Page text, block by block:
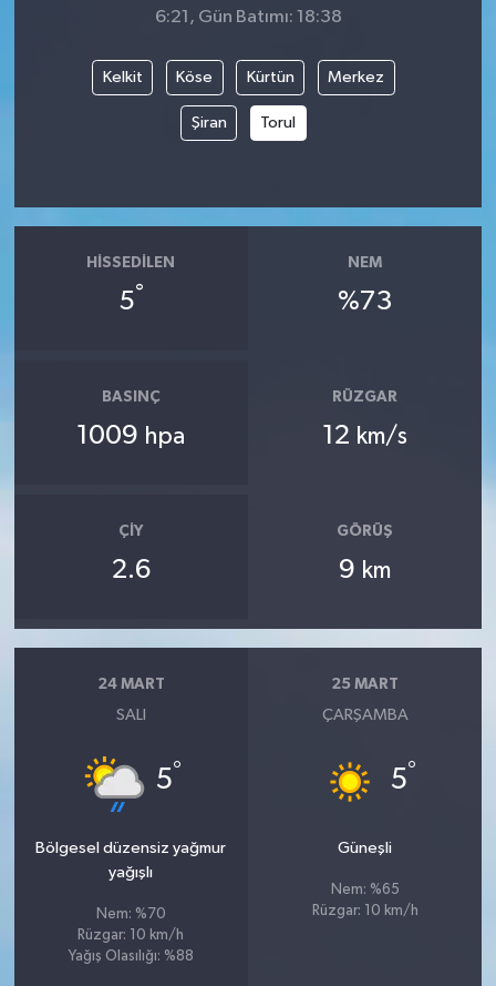
6:21, Gün Batımı: 18:38
Kelkit Köse Kürtün Merkez
Şiran Torul
HISSEDILEN
5°
NEM
%73
BASINÇ
1009 hpa
RÜZGAR
12 km/s
ÇIY
2.6
GÖRÜŞ
9 km
24 MART
SALI
5°
Bölgesel düzensiz yağmur
yağışlı
Nem: %70
Rüzgar: 10 km/h
Yağış Olasılığı: %88
25 MART
ÇARŞAMBA
5°
Güneşli
Nem: %65
Rüzgar: 10 km/h